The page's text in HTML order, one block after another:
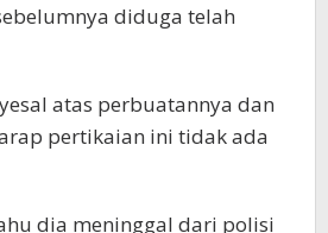
diduga telah
atas perbuatannya dan
pertikaian ini tidak ada
dia meninggal dari polisi